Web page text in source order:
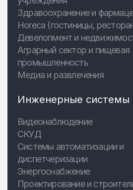
Здравоохранение и
Horeca (гостиницы,
Девелопмент и
Аграрный сектор и пищевая
промышленность
Медиа и развлечения
Инженерные системы
Видеонаблюдение
СКУД
Системы автоматизации и
диспетчеризации
Энергоснабжение
Проектирование и